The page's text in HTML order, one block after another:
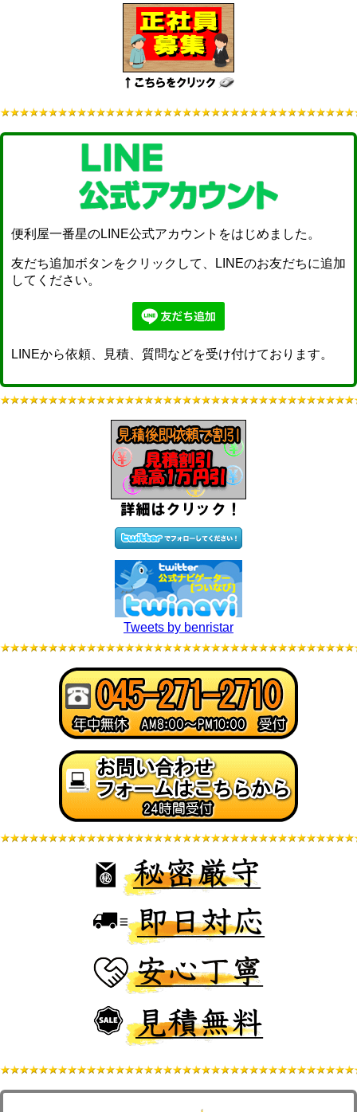
便利屋一番星のLINE公式アカウントをはじめました。
友だち追加ボタンをクリックして、LINEのお友だちに追加
してください。
LINEから依頼、見積、質問などを受け付けております。
Tweets by benristar